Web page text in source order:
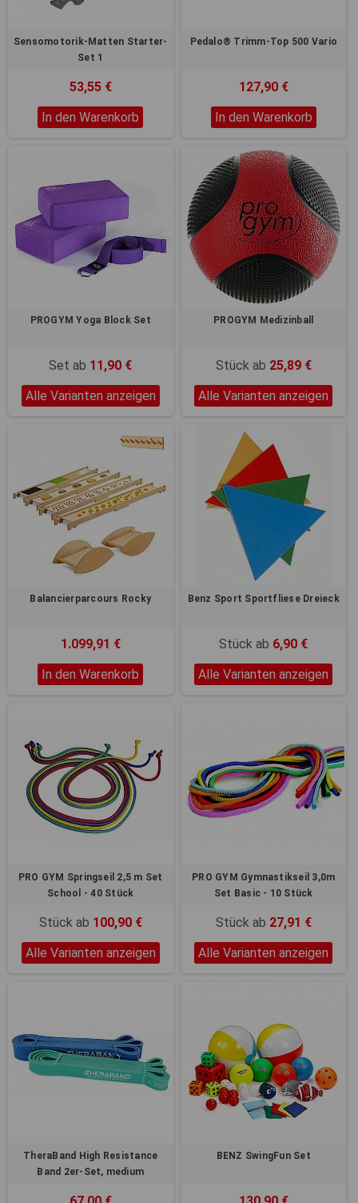
Sensomotorik-Matten Starter-
Set 1
53,55 €
In den Warenkorb
Pedalo® Trimm-Top 500 Vario
127,90 €
In den Warenkorb
PROGYM Yoga Block Set
Set ab 11,90 €
Alle Varianten anzeigen
PROGYM Medizinball
Stück ab 25,89 €
Alle Varianten anzeigen
Balancierparcours Rocky
1.099,91 €
In den Warenkorb
Benz Sport Sportfliese Dreieck
Stück ab 6,90 €
Alle Varianten anzeigen
PRO GYM Springseil 2,5 m Set
School - 40 Stück
Stück ab 100,90 €
Alle Varianten anzeigen
PRO GYM Gymnastikseil 3,0m
Set Basic - 10 Stück
Stück ab 27,91 €
Alle Varianten anzeigen
TheraBand High Resistance
Band 2er-Set, medium
BENZ SwingFun Set